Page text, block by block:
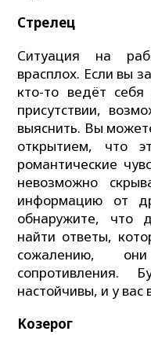
Стрелец
Ситуация на
врасплох. Если вы
кто-то ведёт
присутствии,
выяснить. Вы
открытием, что
романтические
невозможно
информацию от
обнаружите, что
найти ответы,
сожалению,
сопротивления.
настойчивы, и у вас
Козерог